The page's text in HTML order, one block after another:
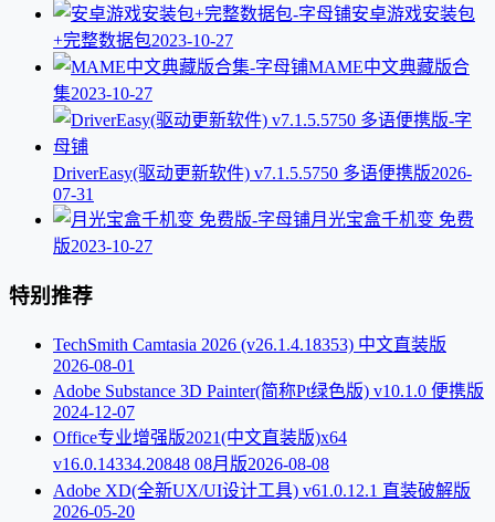
安卓游戏安装包
+完整数据包2023-10-27
MAME中文典藏版合
集2023-10-27
DriverEasy(驱动更新软件) v7.1.5.5750 多语便携版2026-
07-31
月光宝盒千机变 免费
版2023-10-27
特别推荐
TechSmith Camtasia 2026 (v26.1.4.18353) 中文直装版
2026-08-01
Adobe Substance 3D Painter(简称Pt绿色版) v10.1.0 便携版
2024-12-07
Office专业增强版2021(中文直装版)x64
v16.0.14334.20848 08月版2026-08-08
Adobe XD(全新UX/UI设计工具) v61.0.12.1 直装破解版
2026-05-20